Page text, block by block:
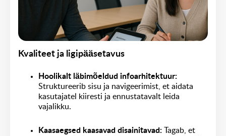
Kvaliteet ja ligipääsetavus
Hoolikalt läbimõeldud infoarhitektuur:
Struktureerib sisu ja navigeerimist, et aidata
kasutajatel kiiresti ja ennustatavalt leida
vajalikku.
Kaasaegsed kaasavad disainitavad:
Tagab, et